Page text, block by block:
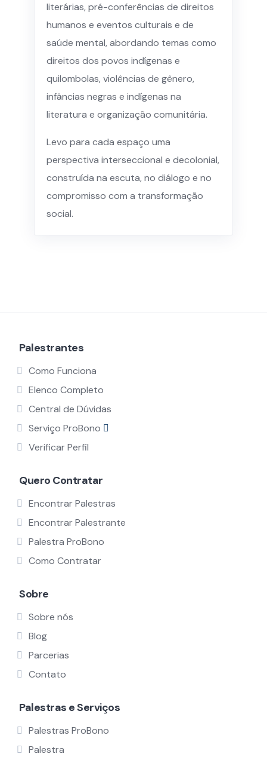
literárias, pré-conferências de direitos
humanos e eventos culturais e de
saúde mental, abordando temas como
direitos dos povos indígenas e
quilombolas, violências de gênero,
infâncias negras e indígenas na
literatura e organização comunitária.
Levo para cada espaço uma
perspectiva interseccional e decolonial,
construída na escuta, no diálogo e no
compromisso com a transformação
social.
Palestrantes
Como Funciona
Elenco Completo
Central de Dúvidas
Serviço ProBono
Verificar Perfil
Quero Contratar
Encontrar Palestras
Encontrar Palestrante
Palestra ProBono
Como Contratar
Sobre
Sobre nós
Blog
Parcerias
Contato
Palestras e Serviços
Palestras ProBono
Palestra